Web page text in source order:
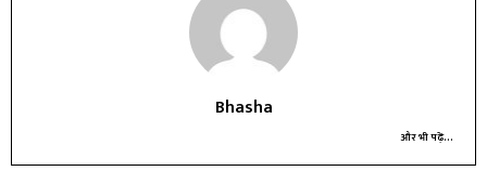
Bhasha
और भी पढ़ें...